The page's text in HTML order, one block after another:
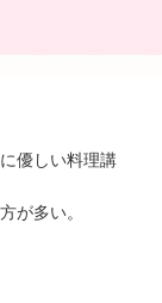
優しい料理講
が多い。